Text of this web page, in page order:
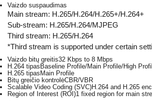
Vaizdo suspaudimas
Main stream: H.265/H.264/H.265+/H.264+
Sub-stream: H.265/H.264/MJPEG
Third stream: H.265/H.264
*Third stream is supported under certain
Vaizdo bitų greitis32 Kbps to 8 Mbps
H.264 tipas Baseline Profile/Main Profile/High
H.265 tipas Main Profile
Bitų greičio kontrolėCBR/VBR
Scalable Video Coding (SVC)H.264 and H.265
Region of Interest (ROI)1 fixed region for main